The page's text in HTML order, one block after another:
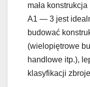
mała
A1 — 3 jest
budować
(wielopiętrowe
handlowe itp.),
klasyfikacji